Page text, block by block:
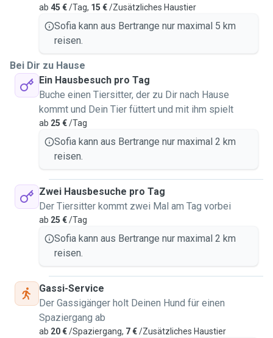
ab 45 €/Tag, 15 €/Zusätzliches Haustier
Sofia kann aus Bertrange nur maximal 5 km
reisen.
Bei Dir zu Hause
Ein Hausbesuch pro Tag
Buche einen Tiersitter, der zu Dir nach Hause
kommt und Dein Tier füttert und mit ihm spielt
ab 25 €/Tag
Sofia kann aus Bertrange nur maximal 2 km
reisen.
Zwei Hausbesuche pro Tag
Der Tiersitter kommt zwei Mal am Tag vorbei
ab 25 €/Tag
Sofia kann aus Bertrange nur maximal 2 km
reisen.
Gassi-Service
Der Gassigänger holt Deinen Hund für einen
Spaziergang ab
ab 20 €/Spaziergang, 7 €/Zusätzliches Haustier